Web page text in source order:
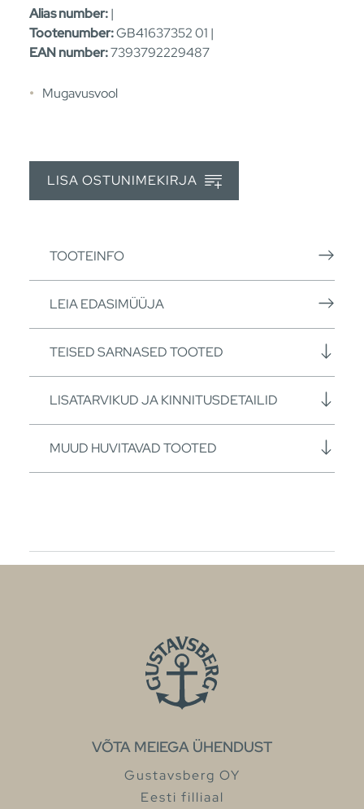
Alias number:|
Tootenumber:GB41637352 01 |
EAN number:7393792229487
Mugavusvool
LISA OSTUNIMEKIRJA
TOOTEINFO
LEIA EDASIMÜÜJA
TEISED SARNASED TOOTED
LISATARVIKUD JA KINNITUSDETAILID
MUUD HUVITAVAD TOOTED
VÕTA MEIEGA ÜHENDUST
Gustavsberg OY
Eesti filliaal